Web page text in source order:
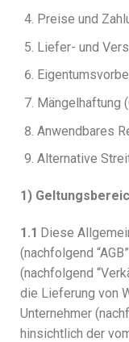
Preise und
Liefer- und
Mängelhaftung
Anwendbares
Alternative
1)
1.1 Diese
(nachfolgend
(nachfolgend
die Lieferung von
Unternehmer
hinsichtlich der